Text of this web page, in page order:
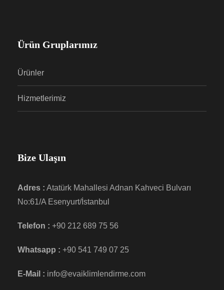
Ürün Gruplarımız
Ürünler
Hizmetlerimiz
Bize Ulaşın
Adres : Atatürk Mahallesi Adnan Kahveci Bulvarı
No:61/A Esenyurt/İstanbul
Telefon : +90 212 689 75 56
Whatsapp : +90 541 749 07 25
E-Mail : info@evaiklimlendirme.com